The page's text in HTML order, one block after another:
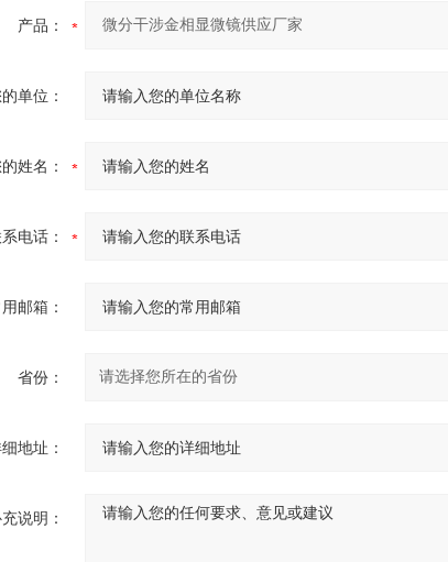
产品：
单位：
姓名：
电话：
邮箱：
省份：
地址：
说明：